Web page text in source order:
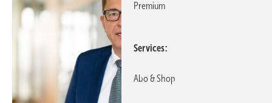
Premium
Services
Abo & Shop